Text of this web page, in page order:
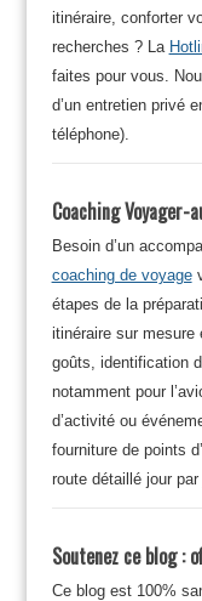
itinéraire, conforter
recherches ? La
faites pour vous.
d’un entretien privé
téléphone).
Coaching Voyager-
Besoin d’un
coaching de voyage
étapes de la
itinéraire sur mesure
goûts, identification
notamment pour
d’activité ou
fourniture de points
route détaillé jour par
Soutenez ce blog :
Ce blog est 100%